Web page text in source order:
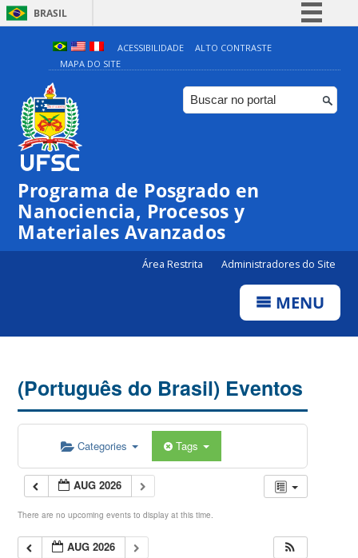
BRASIL
Simplifique!
Comunica BR
Participe
ACESSIBILIDADE
ALTO CONTRASTE
MAPA DO SITE
Programa de Posgrado en
Nanociencia, Procesos y
Materiales Avanzados
Área Restrita Administradores do Site
MENU
(Português do Brasil) Eventos
Categories Tags
AUG 2026
There are no upcoming events to display at this time.
AUG 2026